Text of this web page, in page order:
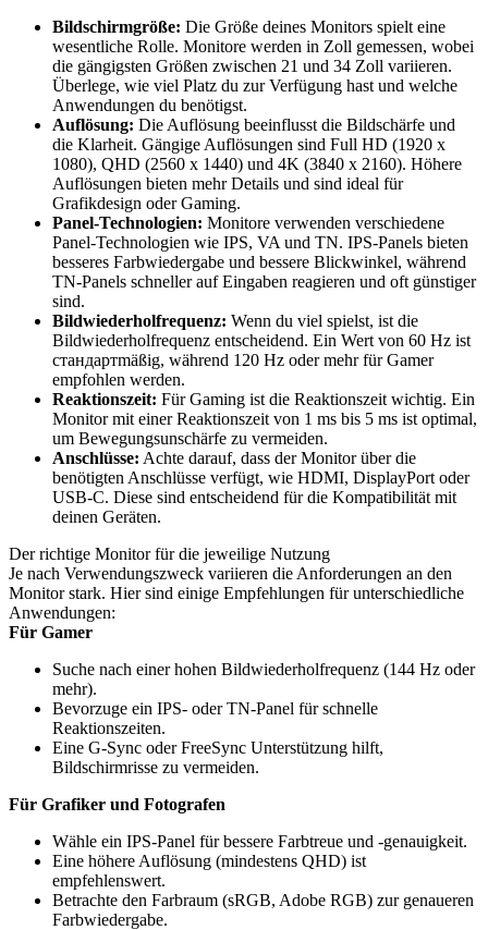
Bildschirmgröße: Die Größe deines Monitors spielt eine
wesentliche Rolle. Monitore werden in Zoll gemessen, wobei
die gängigsten Größen zwischen 21 und 34 Zoll variieren.
Überlege, wie viel Platz du zur Verfügung hast und welche
Anwendungen du benötigst.
Auflösung: Die Auflösung beeinflusst die Bildschärfe und
die Klarheit. Gängige Auflösungen sind Full HD (1920 x
1080), QHD (2560 x 1440) und 4K (3840 x 2160). Höhere
Auflösungen bieten mehr Details und sind ideal für
Grafikdesign oder Gaming.
Panel-Technologien: Monitore verwenden verschiedene
Panel-Technologien wie IPS, VA und TN. IPS-Panels bieten
besseres Farbwiedergabe und bessere Blickwinkel, während
TN-Panels schneller auf Eingaben reagieren und oft günstiger
sind.
Bildwiederholfrequenz: Wenn du viel spielst, ist die
Bildwiederholfrequenz entscheidend. Ein Wert von 60 Hz ist
стандартmäßig, während 120 Hz oder mehr für Gamer
empfohlen werden.
Reaktionszeit: Für Gaming ist die Reaktionszeit wichtig. Ein
Monitor mit einer Reaktionszeit von 1 ms bis 5 ms ist optimal,
um Bewegungsunschärfe zu vermeiden.
Anschlüsse: Achte darauf, dass der Monitor über die
benötigten Anschlüsse verfügt, wie HDMI, DisplayPort oder
USB-C. Diese sind entscheidend für die Kompatibilität mit
deinen Geräten.
Der richtige Monitor für die jeweilige Nutzung
Je nach Verwendungszweck variieren die Anforderungen an den
Monitor stark. Hier sind einige Empfehlungen für unterschiedliche
Anwendungen:
Für Gamer
Suche nach einer hohen Bildwiederholfrequenz (144 Hz oder
mehr).
Bevorzuge ein IPS- oder TN-Panel für schnelle
Reaktionszeiten.
Eine G-Sync oder FreeSync Unterstützung hilft,
Bildschirmrisse zu vermeiden.
Für Grafiker und Fotografen
Wähle ein IPS-Panel für bessere Farbtreue und -genauigkeit.
Eine höhere Auflösung (mindestens QHD) ist
empfehlenswert.
Betrachte den Farbraum (sRGB, Adobe RGB) zur genaueren
Farbwiedergabe.